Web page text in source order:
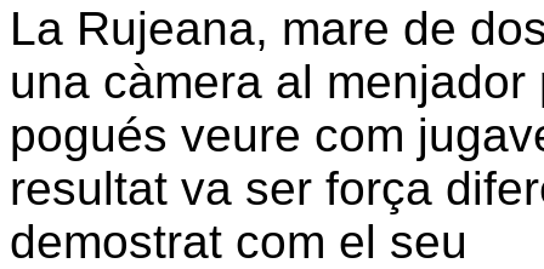
La Rujeana, mare de
una càmera al menjador
pogués veure com
resultat va ser força
demostrat com el seu